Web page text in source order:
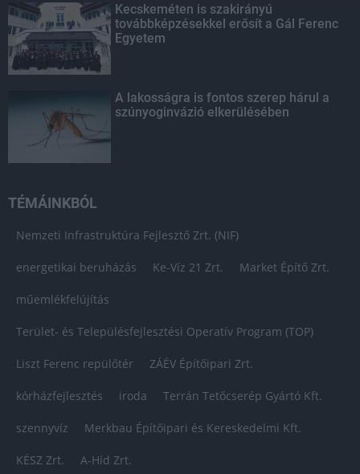
Kecskeméten is szakirányú
továbbképzésekkel erősít a Gál Ferenc
Egyetem
A lakosságra is fontos szerep hárul a
szúnyoginvázió elkerülésében
TÉMÁINKBÓL
Nemzeti Infrastruktúra Fejlesztő Zrt. (NIF)
energetikai beruházás Ke-Víz 21 Zrt. Market Építő Zrt.
műemlékfelújítás
Terület- és Településfejlesztési Operatív Program (TOP)
Liszt Ferenc repülőtér ZÁÉV Építőipari Zrt.
kórházfejlesztés iroda Terrán Tetőcserép Gyártó Kft.
szennyvíz Merkbau Építőipari és Kereskedelmi Kft.
KÉSZ Zrt. A-Híd Zrt.